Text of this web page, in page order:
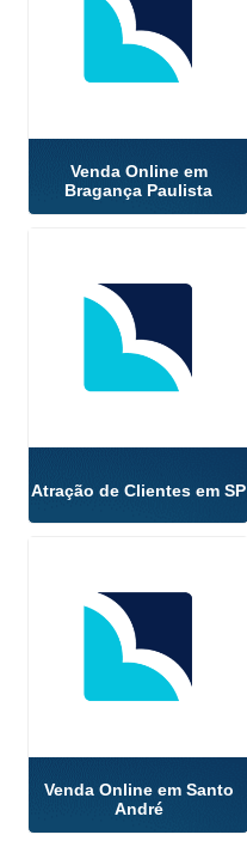
Venda Online em
Bragança Paulista
Atração de Clientes em SP
Venda Online em Santo
André